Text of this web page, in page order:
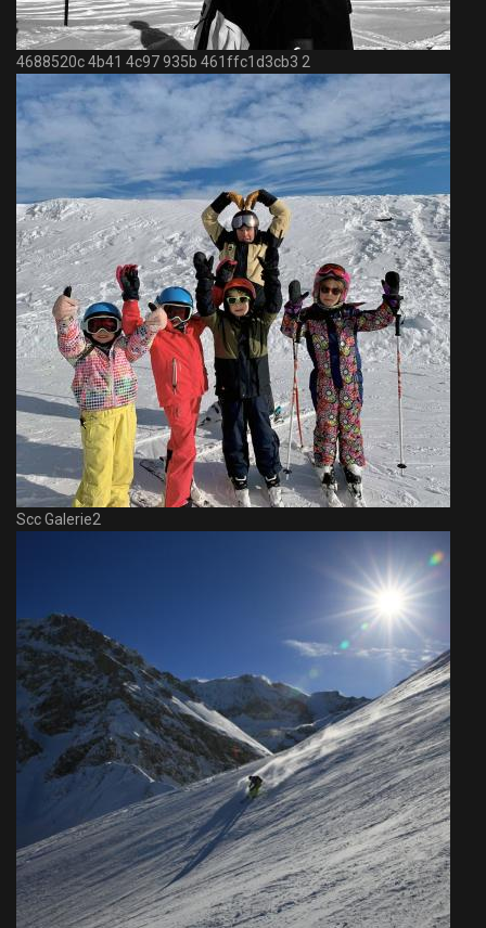
4688520c 4b41 4c97 935b 461ffc1d3cb3 2
Scc Galerie2